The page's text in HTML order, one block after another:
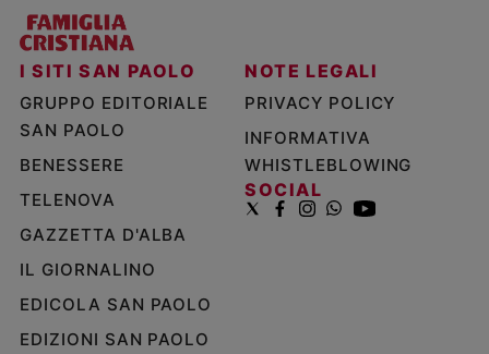
I SITI SAN PAOLO
GRUPPO EDITORIALE
SAN PAOLO
BENESSERE
TELENOVA
GAZZETTA D'ALBA
IL GIORNALINO
EDICOLA SAN PAOLO
EDIZIONI SAN PAOLO
NOTE LEGALI
PRIVACY POLICY
INFORMATIVA
WHISTLEBLOWING
SOCIAL